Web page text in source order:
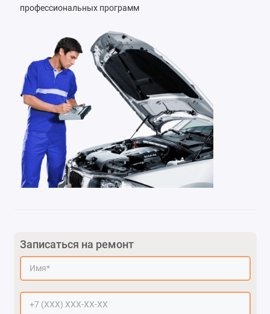
профессиональных программ
Записаться на ремонт